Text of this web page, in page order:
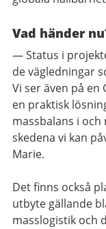
Vad händer
— Status i
de vägledningar
Vi ser även på en
en praktisk
massbalans i
skedena vi kan
Marie.
Det finns också
utbyte gällande
masslogistik och